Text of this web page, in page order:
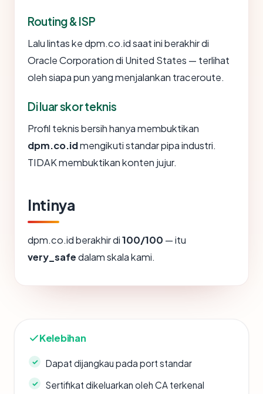
Routing & ISP
Lalu lintas ke dpm.co.id saat ini berakhir di
Oracle Corporation di United States — terlihat
oleh siapa pun yang menjalankan traceroute.
Di luar skor teknis
Profil teknis bersih hanya membuktikan
dpm.co.idmengikuti standar pipa industri.
TIDAK membuktikan konten jujur.
Intinya
dpm.co.id berakhir di100/100 — itu
very_safedalam skala kami.
Kelebihan
Dapat dijangkau pada port standar
Sertifikat dikeluarkan oleh CA terkenal